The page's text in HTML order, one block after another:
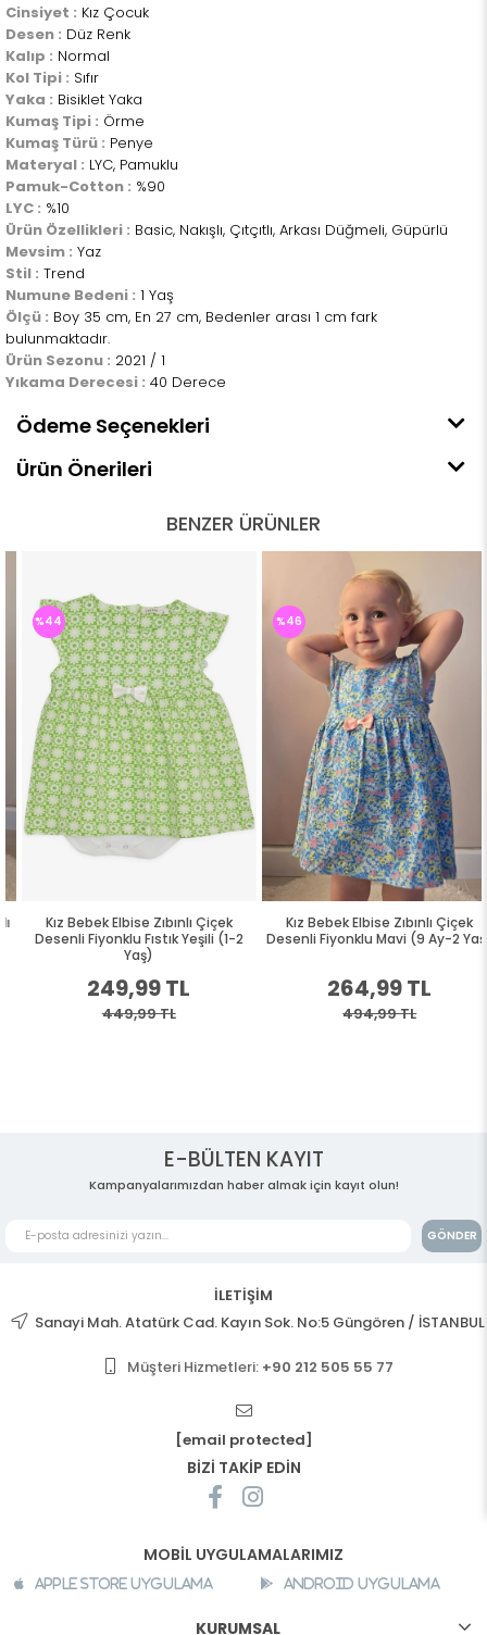
Cinsiyet : Kız Çocuk
Desen : Düz Renk
Kalıp : Normal
Kol Tipi : Sıfır
Yaka : Bisiklet Yaka
Kumaş Tipi : Örme
Kumaş Türü : Penye
Materyal : LYC, Pamuklu
Pamuk-Cotton : %90
LYC : %10
Ürün Özellikleri : Basic, Nakışlı, Çıtçıtlı, Arkası Düğmeli, Güpürlü
Mevsim : Yaz
Stil : Trend
Numune Bedeni : 1 Yaş
Ölçü : Boy 35 cm, En 27 cm, Bedenler arası 1 cm fark
bulunmaktadır.
Ürün Sezonu : 2021 / 1
Yıkama Derecesi : 40 Derece
Ödeme Seçenekleri
Ürün Önerileri
BENZER ÜRÜNLER
Kız Bebek Elbise Zıbınlı Çiçek
Desenli Fiyonklu Fıstık Yeşili (1-2
Yaş)
249,99 TL
449,99 TL
%44
Kız Bebek Elbise Zıbınlı Çiçek
Desenli Fiyonklu Mavi (9 Ay-2 Yaş)
264,99 TL
494,99 TL
%46
E-BÜLTEN KAYIT
Kampanyalarımızdan haber almak için kayıt olun!
GÖNDER
İLETİŞİM
Sanayi Mah. Atatürk Cad. Kayın Sok. No:5 Güngören / İSTANBUL
Müşteri Hizmetleri: +90 212 505 55 77
[email protected]
BİZİ TAKİP EDİN
MOBİL UYGULAMALARIMIZ
Apple Store Uygulama Android Uygulama
KURUMSAL